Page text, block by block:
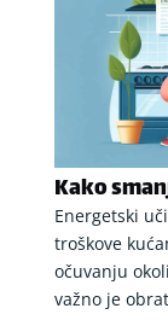
Kako
Energetski
troškove
očuvanju
važno je